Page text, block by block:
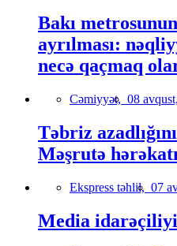
Bakı
ayrılması:
necə qaçmaq
Cəmiyyət, 08
Təbriz
Məşrutə
Ekspress təhlil, 07
Media